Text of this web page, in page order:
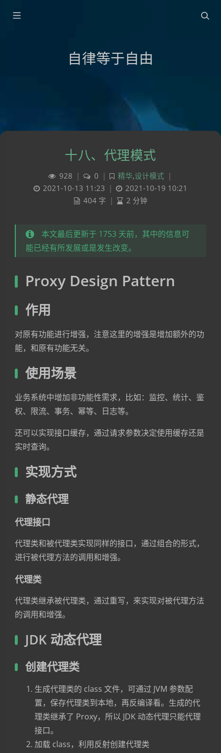
自律等于自由
十八、代理模式
928 | 0 | 精华,设计模式 |
2021-10-13 11:23 |
2021-10-19 10:21
404 字 | 2 分钟
本文最后更新于 1753 天前，其中的信息可
能已经有所发展或是发生改变。
Proxy Design Pattern
作用
对原有功能进行增强，注意这里的增强是增加额外的功
能，和原有功能无关。
使用场景
业务系统中增加非功能性需求，比如：监控、统计、鉴
权、限流、事务、幂等、日志等。
还可以实现接口缓存，通过请求参数决定使用缓存还是
实时查询。
实现方式
静态代理
代理接口
代理类和被代理类实现同样的接口，通过组合的形式，
进行被代理方法的调用和增强。
代理类
代理类继承被代理类，通过重写，来实现对被代理方法
的调用和增强。
JDK 动态代理
创建代理类
生成代理类的 class 文件，可通过 JVM 参数配
置，保存代理类到本地，再反编译看。生成的代
理类继承了 Proxy，所以 JDK 动态代理只能代理
接口。
加载 class，利用反射创建代理类